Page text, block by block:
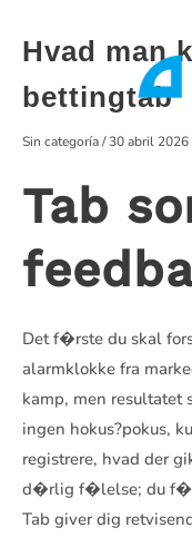
contenido
Hvad man
bettingtab
Sin categoría/30 abril 2026
Tab
Det f�rste du skal
alarmklokke fra
kamp, men
ingen hokus?pokus,
registrere, hvad der
d�rlig f�lelse; du f�r
Tab giver dig